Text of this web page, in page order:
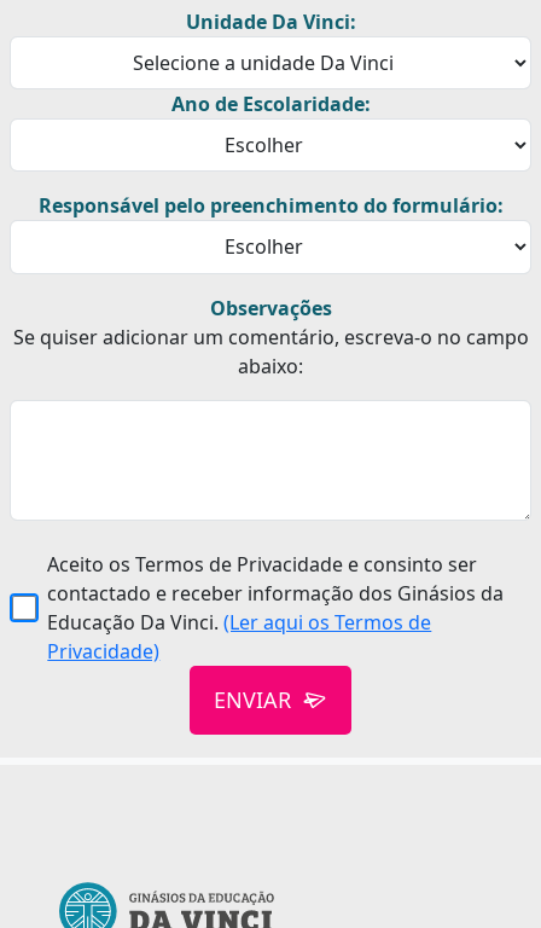
Unidade Da Vinci:
Ano de Escolaridade:
Responsável pelo preenchimento do formulário:
Observações
Se quiser adicionar um comentário, escreva-o no campo
abaixo:
Aceito os Termos de Privacidade e consinto ser
contactado e receber informação dos Ginásios da
Educação Da Vinci.(Ler aqui os Termos de
Privacidade)
ENVIAR